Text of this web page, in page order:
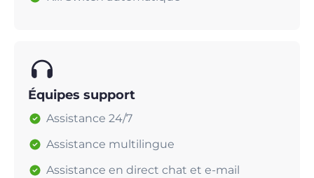
Équipes support
Assistance 24/7
Assistance multilingue
Assistance en direct chat et e-mail